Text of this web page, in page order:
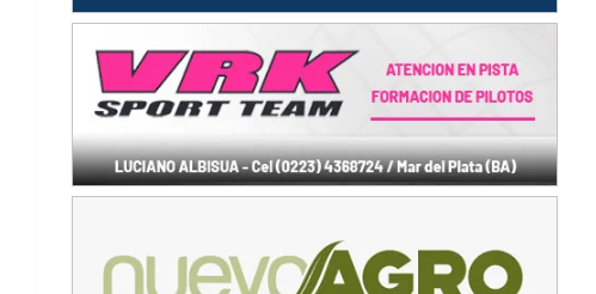
IAME SERIES ARGENTINA 6
Baradero (Buenos Aires)
KDO - F6
Trenque Lauquen (Buenos Aires)
ENTRERRIANO - F6 (POSTERGADA)
VICTORIENSE - F7